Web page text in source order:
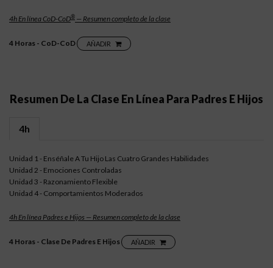
4h En línea CoD-CoD® — Resumen completo de la clase
4 Horas - CoD-CoD AÑADIR
Resumen De La Clase En Línea Para Padres E Hijos
4h
Unidad 1 - Enséñale A Tu Hijo Las Cuatro Grandes Habilidades
Unidad 2 - Emociones Controladas
Unidad 3 - Razonamiento Flexible
Unidad 4 - Comportamientos Moderados
4h En línea Padres e Hijos — Resumen completo de la clase
4 Horas - Clase De Padres E Hijos AÑADIR